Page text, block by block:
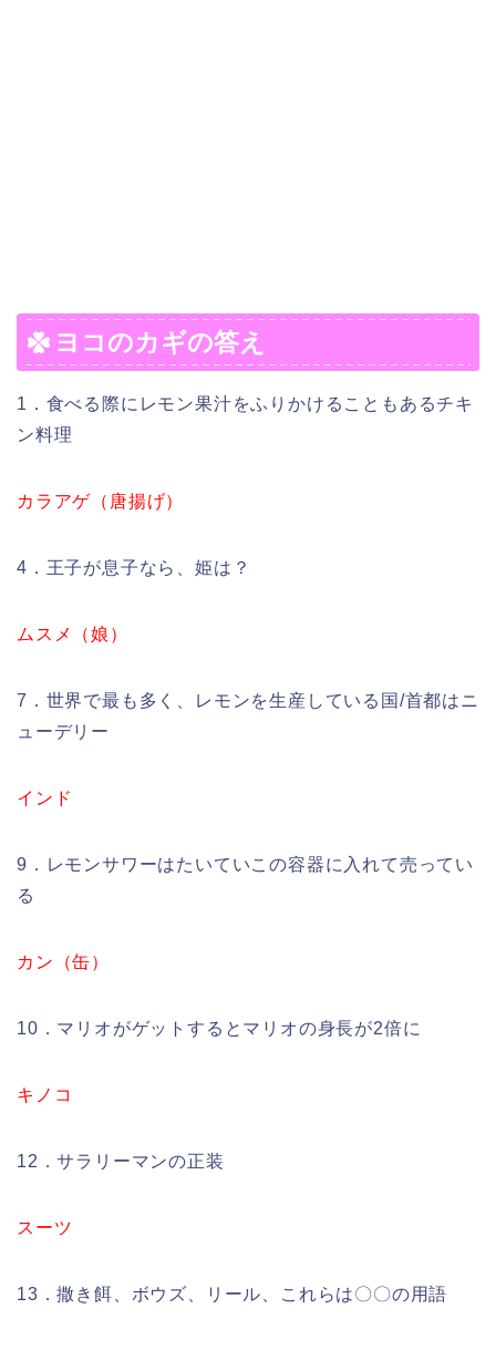
ヨコのカギの答え
1．食べる際にレモン果汁をふりかけることもあるチキ
ン料理
カラアゲ（唐揚げ）
4．王子が息子なら、姫は？
ムスメ（娘）
7．世界で最も多く、レモンを生産している国/首都はニ
ューデリー
インド
9．レモンサワーはたいていこの容器に入れて売ってい
る
カン（缶）
10．マリオがゲットするとマリオの身長が2倍に
キノコ
12．サラリーマンの正装
スーツ
13．撒き餌、ボウズ、リール、これらは〇〇の用語